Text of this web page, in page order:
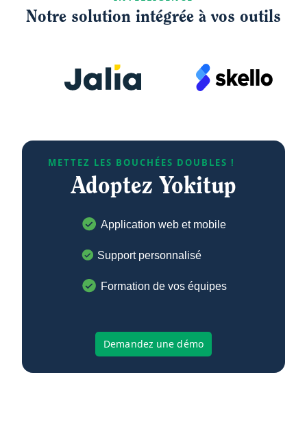
Notre solution intégrée à vos outils
METTEZ LES BOUCHÉES DOUBLES !
Adoptez Yokitup
Application web et mobile
Support personnalisé
Formation de vos équipes
Demandez une démo